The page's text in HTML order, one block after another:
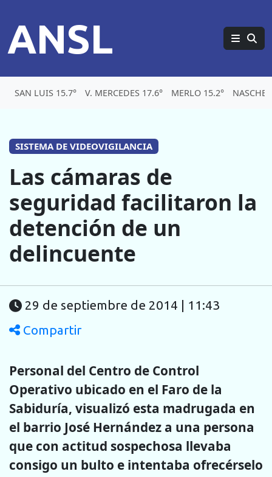
ANSL
SAN LUIS 15.7° V. MERCEDES 17.6° MERLO 15.2°
SISTEMA DE VIDEOVIGILANCIA
Las cámaras de
seguridad facilitaron la
detención de un
delincuente
29 de septiembre de 2014 | 11:43
Compartir
Personal del Centro de Control
Operativo ubicado en el Faro de la
Sabiduría, visualizó esta madrugada en
el barrio José Hernández a una persona
que con actitud sospechosa llevaba
consigo un bulto e intentaba ofrecérselo